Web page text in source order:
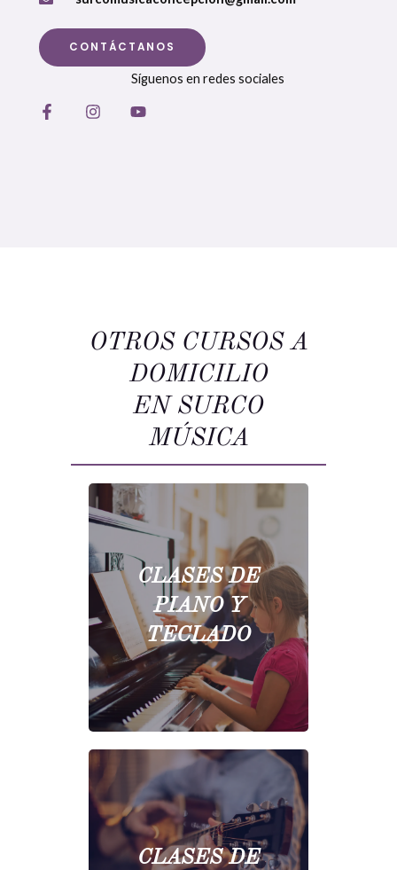
CONTÁCTANOS
Síguenos en redes sociales
OTROS CURSOS A
DOMICILIO
EN SURCO
MÚSICA
CLASES DE
PIANO Y
TECLADO
CLASES DE